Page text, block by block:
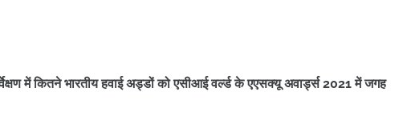
में कितने भारतीय हवाई अड्डों को एसीआई वर्ल्ड के एएसक्यू अवार्ड्स 2021 में जगह